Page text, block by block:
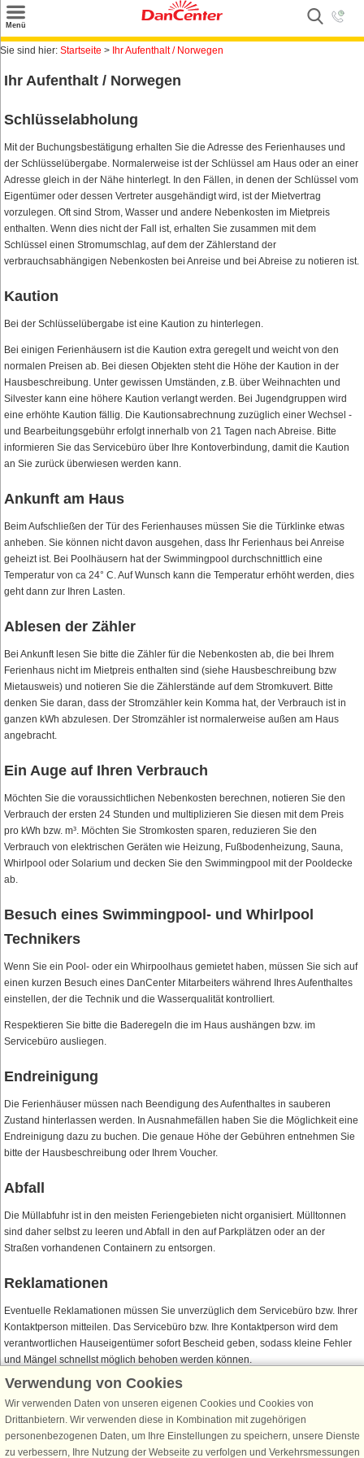
Menü
Suchen
Urlaubsziele
Weitere Urlaubsziele
Angebote
Inspiration
Kontakt
Gut zu wissen
Sie sind hier: Startseite > Ihr Aufenthalt / Norwegen
Ihr Aufenthalt / Norwegen
Schlüsselabholung
Mit der Buchungsbestätigung erhalten Sie die Adresse des Ferienhauses und
der Schlüsselübergabe. Normalerweise ist der Schlüssel am Haus oder an einer
Adresse gleich in der Nähe hinterlegt. In den Fällen, in denen der Schlüssel vom
Eigentümer oder dessen Vertreter ausgehändigt wird, ist der Mietvertrag
vorzulegen. Oft sind Strom, Wasser und andere Nebenkosten im Mietpreis
enthalten. Wenn dies nicht der Fall ist, erhalten Sie zusammen mit dem
Schlüssel einen Stromumschlag, auf dem der Zählerstand der
verbrauchsabhängigen Nebenkosten bei Anreise und bei Abreise zu notieren ist.
Kaution
Bei der Schlüsselübergabe ist eine Kaution zu hinterlegen.
Bei einigen Ferienhäusern ist die Kaution extra geregelt und weicht von den
normalen Preisen ab. Bei diesen Objekten steht die Höhe der Kaution in der
Hausbeschreibung. Unter gewissen Umständen, z.B. über Weihnachten und
Silvester kann eine höhere Kaution verlangt werden. Bei Jugendgruppen wird
eine erhöhte Kaution fällig. Die Kautionsabrechnung zuzüglich einer Wechsel -
und Bearbeitungsgebühr erfolgt innerhalb von 21 Tagen nach Abreise. Bitte
informieren Sie das Servicebüro über Ihre Kontoverbindung, damit die Kaution
an Sie zurück überwiesen werden kann.
Ankunft am Haus
Beim Aufschließen der Tür des Ferienhauses müssen Sie die Türklinke etwas
anheben. Sie können nicht davon ausgehen, dass Ihr Ferienhaus bei Anreise
geheizt ist. Bei Poolhäusern hat der Swimmingpool durchschnittlich eine
Temperatur von ca 24° C. Auf Wunsch kann die Temperatur erhöht werden, dies
geht dann zur Ihren Lasten.
Ablesen der Zähler
Bei Ankunft lesen Sie bitte die Zähler für die Nebenkosten ab, die bei Ihrem
Ferienhaus nicht im Mietpreis enthalten sind (siehe Hausbeschreibung bzw
Mietausweis) und notieren Sie die Zählerstände auf dem Stromkuvert. Bitte
denken Sie daran, dass der Stromzähler kein Komma hat, der Verbrauch ist in
ganzen kWh abzulesen. Der Stromzähler ist normalerweise außen am Haus
angebracht.
Ein Auge auf Ihren Verbrauch
Möchten Sie die voraussichtlichen Nebenkosten berechnen, notieren Sie den
Verbrauch der ersten 24 Stunden und multiplizieren Sie diesen mit dem Preis
pro kWh bzw. m³. Möchten Sie Stromkosten sparen, reduzieren Sie den
Verbrauch von elektrischen Geräten wie Heizung, Fußbodenheizung, Sauna,
Whirlpool oder Solarium und decken Sie den Swimmingpool mit der Pooldecke
ab.
Besuch eines Swimmingpool- und Whirlpool
Technikers
Wenn Sie ein Pool- oder ein Whirpoolhaus gemietet haben, müssen Sie sich auf
einen kurzen Besuch eines DanCenter Mitarbeiters während Ihres Aufenthaltes
einstellen, der die Technik und die Wasserqualität kontrolliert.
Respektieren Sie bitte die Baderegeln die im Haus aushängen bzw. im
Servicebüro ausliegen.
Endreinigung
Die Ferienhäuser müssen nach Beendigung des Aufenthaltes in sauberen
Zustand hinterlassen werden. In Ausnahmefällen haben Sie die Möglichkeit eine
Endreinigung dazu zu buchen. Die genaue Höhe der Gebühren entnehmen Sie
bitte der Hausbeschreibung oder Ihrem Voucher.
Abfall
Die Müllabfuhr ist in den meisten Feriengebieten nicht organisiert. Mülltonnen
sind daher selbst zu leeren und Abfall in den auf Parkplätzen oder an der
Straßen vorhandenen Containern zu entsorgen.
Reklamationen
Eventuelle Reklamationen müssen Sie unverzüglich dem Servicebüro bzw. Ihrer
Kontaktperson mitteilen. Das Servicebüro bzw. Ihre Kontaktperson wird dem
verantwortlichen Hauseigentümer sofort Bescheid geben, sodass kleine Fehler
und Mängel schnellst möglich behoben werden können.
Schließen Sie sich 100.000 Ferienhaus-Fans an
Erhalten Sie einenWillkommensgutschein von 25 €für Ihren nächsten
Verwendung von Cookies
Wir verwenden Daten von unseren eigenen Cookies und Cookies von
Drittanbietern. Wir verwenden diese in Kombination mit zugehörigen
personenbezogenen Daten, um Ihre Einstellungen zu speichern, unsere Dienste
zu verbessern, Ihre Nutzung der Webseite zu verfolgen und Verkehrsmessungen